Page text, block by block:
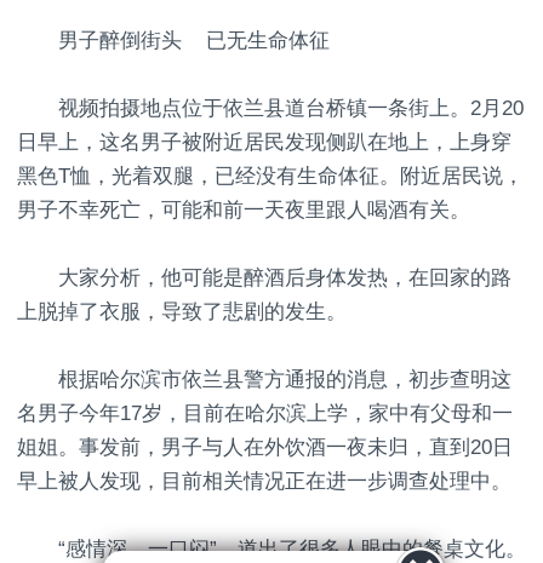
男子醉倒街头 已无生命体征
视频拍摄地点位于依兰县道台桥镇一条街上。2月20
日早上，这名男子被附近居民发现侧趴在地上，上身穿
黑色T恤，光着双腿，已经没有生命体征。附近居民说，
男子不幸死亡，可能和前一天夜里跟人喝酒有关。
大家分析，他可能是醉酒后身体发热，在回家的路
上脱掉了衣服，导致了悲剧的发生。
根据哈尔滨市依兰县警方通报的消息，初步查明这
名男子今年17岁，目前在哈尔滨上学，家中有父母和一
姐姐。事发前，男子与人在外饮酒一夜未归，直到20日
早上被人发现，目前相关情况正在进一步调查处理中。
“感情深、一口闷”，道出了很多人眼中的餐桌文化。